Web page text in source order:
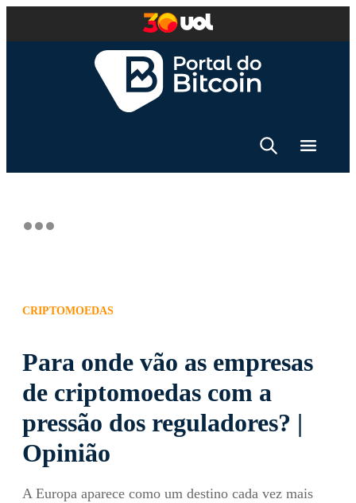
CRIPTOMOEDAS
Para onde vão as empresas
de criptomoedas com a
pressão dos reguladores? |
Opinião
A Europa aparece como um destino cada vez mais